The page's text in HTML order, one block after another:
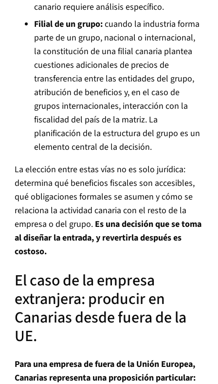
canario requiere análisis específico.
Filial de un grupo:cuando la industria forma
parte de un grupo, nacional o internacional,
la constitución de una filial canaria plantea
cuestiones adicionales de precios de
transferencia entre las entidades del grupo,
atribución de beneficios y, en el caso de
grupos internacionales, interacción con la
fiscalidad del país de la matriz. La
planificación de la estructura del grupo es un
elemento central de la decisión.
La elección entre estas vías no es solo jurídica:
determina qué beneficios fiscales son accesibles,
qué obligaciones formales se asumen y cómo se
relaciona la actividad canaria con el resto de la
empresa o del grupo. Es una decisión que se toma
al diseñar la entrada, y revertirla después es
costoso.
El caso de la empresa
extranjera: producir en
Canarias desde fuera de la
UE.
Para una empresa de fuera de la Unión Europea,
Canarias representa una proposición particular: